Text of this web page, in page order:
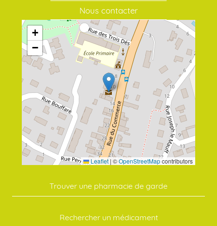
+
−
Leaflet | ©OpenStreetMapcontributors
Trouver une pharmacie de garde
Rechercher un médicament
Nous contacter